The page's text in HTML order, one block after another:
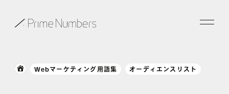
Webマーケティング用語集 オーディエンスリスト